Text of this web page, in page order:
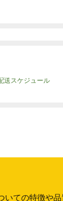
送スケジュール
いての特徴や